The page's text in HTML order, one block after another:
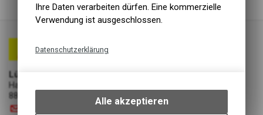
Lüscher Motor- & Bike World
Hauptstrasse 29a
8867 Niederurnen
Ihre Daten verarbeiten dürfen. Eine kommerzielle
Verwendung ist ausgeschlossen.
Datenschutzerklärung
bestimmte Interaktionen und
Einstellungen auf Ihrem Gerät,
Alle akzeptieren